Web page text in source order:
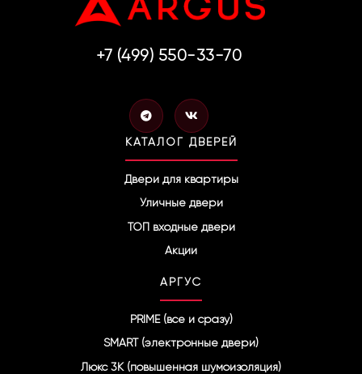
+7 (499) 550-33-70
T
e
l
e
g
r
m
V
k
КАТАЛОГ ДВЕРЕЙ
Двери для квартиры
Уличные двери
ТОП входные двери
Акции
АРГУС
PRIME (все и сразу)
SMART (электронные двери)
Люкс 3К (повышенная шумоизоляция)